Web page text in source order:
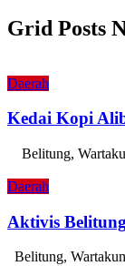
Grid Posts
Daerah
Kedai Kopi
Belitung,
Daerah
Aktivis
Belitung,